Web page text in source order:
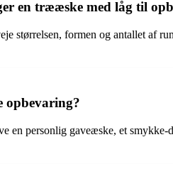
en trææske med låg til
størrelsen, formen og antallet af
opbevaring?
en personlig gaveæske, et